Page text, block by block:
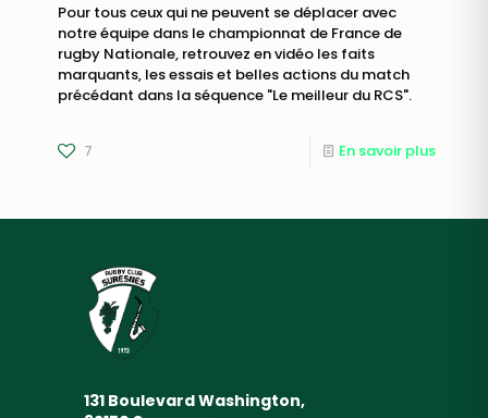
Pour tous ceux qui ne peuvent se déplacer avec
notre équipe dans le championnat de France de
rugby Nationale, retrouvez en vidéo les faits
marquants, les essais et belles actions du match
précédant dans la séquence "Le meilleur du RCS".
7 En savoir plus
131 Boulevard Washington,